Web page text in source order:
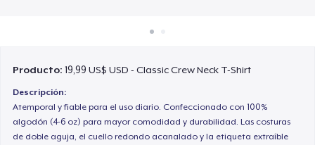
Producto:19,99 US$ USD - Classic Crew Neck T-Shirt
Descripción:
Atemporal y fiable para el uso diario. Confeccionado con 100%
algodón (4-6 oz) para mayor comodidad y durabilidad. Las costuras
de doble aguja, el cuello redondo acanalado y la etiqueta extraíble